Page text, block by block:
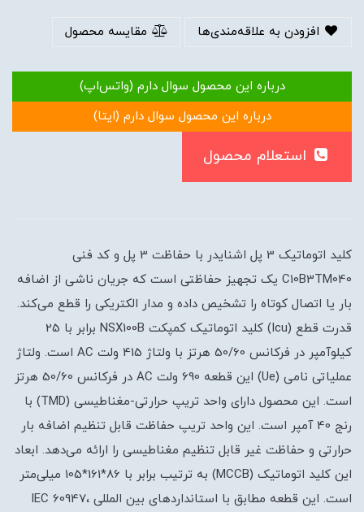
افزودن به علاقه‌مندی‌ها مقایسه محصول
درباره این محصول سوال دارم (واتس‌اپ)
درباره این محصول سوال دارم (ایتا)
استعلام محصول
کلید اتوماتیک 3 پل اشنایدر با حفاظت 3 پل و کد فنی
C10B3TM040 یک تجهیز حفاظتی است که جریان ناشی از اضافه
بار یا اتصال کوتاه را تشخیص داده و مدار الکتریکی را قطع می‌کند.
قدرت قطع (Icu) کلید اتوماتیک کمپکت NSX100B برابر با 25
کیلوآمپر در فرکانس 50/60 هرتز با ولتاژ 415 ولت AC است. ولتاژ
عملیاتی نامی (Ue) این قطعه 690 ولت AC در فرکانس 50/60 هرتز
است. این محصول دارای واحد تریپ حرارتی-مغناطیسی (TMD) با
رنج 40 آمپر است. این واحد تریپ حفاظت قابل تنظیم اضافه بار
حرارتی و حفاظت غیر قابل تنظیم مغناطیسی را ارائه می‌دهد. ابعاد
این کلید اتوماتیک (MCCB) به ترتیب برابر با 86*161*105 میلی‌متر
است. این قطعه مطابق با استانداردهای بین المللی IEC 60947،